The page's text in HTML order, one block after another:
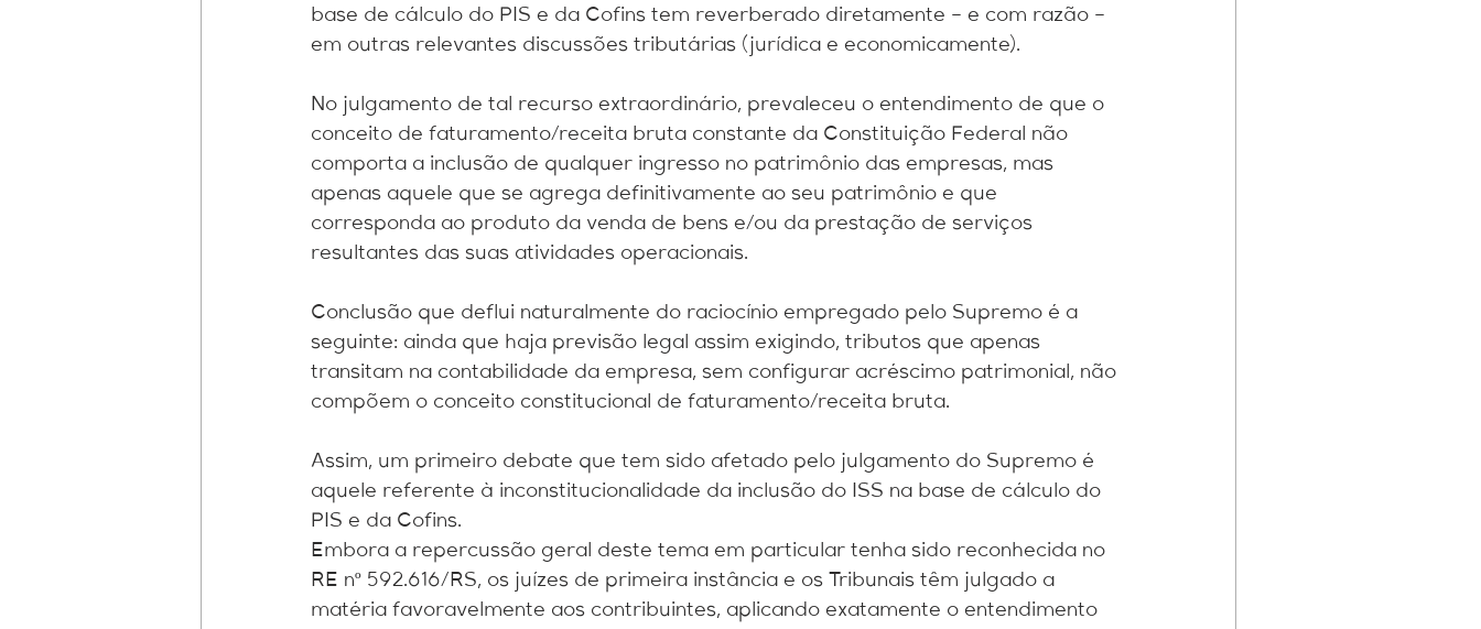
base de cálculo do PIS e da Cofins tem reverberado diretamente – e com razão –
em outras relevantes discussões tributárias (jurídica e economicamente).
No julgamento de tal recurso extraordinário, prevaleceu o entendimento de que o
conceito de faturamento/receita bruta constante da Constituição Federal não
comporta a inclusão de qualquer ingresso no patrimônio das empresas, mas
apenas aquele que se agrega definitivamente ao seu patrimônio e que
corresponda ao produto da venda de bens e/ou da prestação de serviços
resultantes das suas atividades operacionais.
Conclusão que deflui naturalmente do raciocínio empregado pelo Supremo é a
seguinte: ainda que haja previsão legal assim exigindo, tributos que apenas
transitam na contabilidade da empresa, sem configurar acréscimo patrimonial, não
compõem o conceito constitucional de faturamento/receita bruta.
Assim, um primeiro debate que tem sido afetado pelo julgamento do Supremo é
aquele referente à inconstitucionalidade da inclusão do ISS na base de cálculo do
PIS e da Cofins.
Embora a repercussão geral deste tema em particular tenha sido reconhecida no
RE nº 592.616/RS, os juízes de primeira instância e os Tribunais têm julgado a
matéria favoravelmente aos contribuintes, aplicando exatamente o entendimento